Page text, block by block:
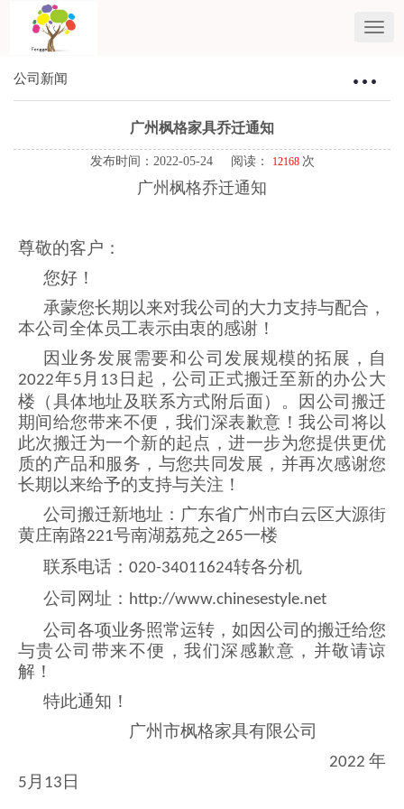
公司新闻
广州枫格家具乔迁通知
发布时间：2022-05-24 阅读： 12168 次
广州枫格乔迁通知
尊敬的客户：
您好！
承蒙您长期以来对我公司的大力支持与配合，
本公司全体员工表示由衷的感谢！
因业务发展需要和公司发展规模的拓展，自
2022年5 月 13 日起，公司正式搬迁至新的办公大
楼（具体地址及联系方式附后面）。因公司搬迁
期间给您带来不便，我们深表歉意！我公司将以
此次搬迁为一个新的起点，进一步为您提供更优
质的产品和服务，与您共同发展，并再次感谢您
长期以来给予的支持与关注！
公司搬迁新地址：广东省广州市白云区大源街
黄庄南路221号南湖荔苑之 265一楼
联系电话： 020-34011624转各分机
公司网址： http://www.chinesestyle.net
公司各项业务照常运转，如因公司的搬迁给您
与贵公司带来不便，我们深感歉意，并敬请谅
解！
特此通知！
广州市枫格家具有限公司
2022 年
5月13日